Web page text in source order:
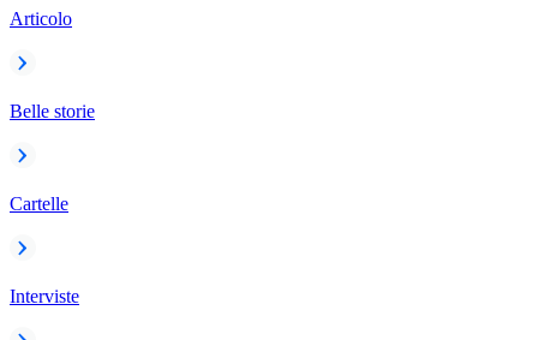
Articolo
Belle storie
Cartelle
Interviste